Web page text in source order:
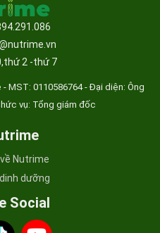
2 -thứ 7
- MST: 0110586764 - Đại diện: Ông
vụ: Tổng giám đốc
Nutrime
dưỡng
Social